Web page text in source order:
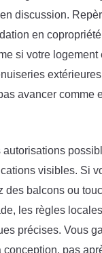
discussion.
en
si votre logement
avancer comme
visibles. Si
des balcons ou
les règles
précises. Vous
conception, pas